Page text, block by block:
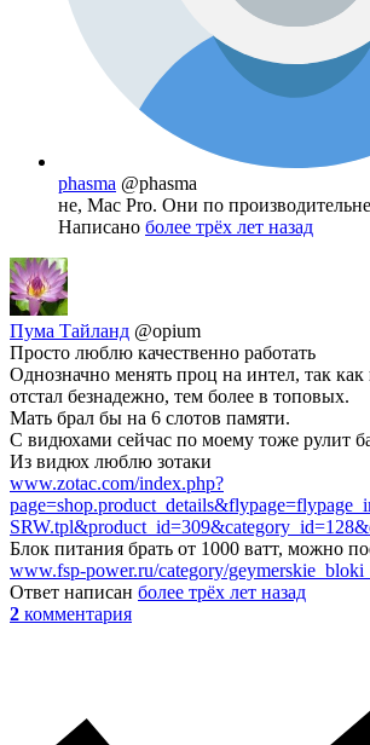
phasma @phasma
не, Mac Pro. Они по
Написано более трёх лет назад
Пума Тайланд @opium
Просто люблю качественно работать
Однозначно менять проц на интел, так
отстал безнадежно, тем более в топовых.
Мать брал бы на 6 слотов памяти.
C видюхами сейчас по моему тоже рулит
Из видюх люблю зотаки
www.zotac.com/index.php?
Блок питания брать от 1000 ватт, можно
www.fsp-power.ru/category/
Ответ написан более трёх лет назад
2 комментария